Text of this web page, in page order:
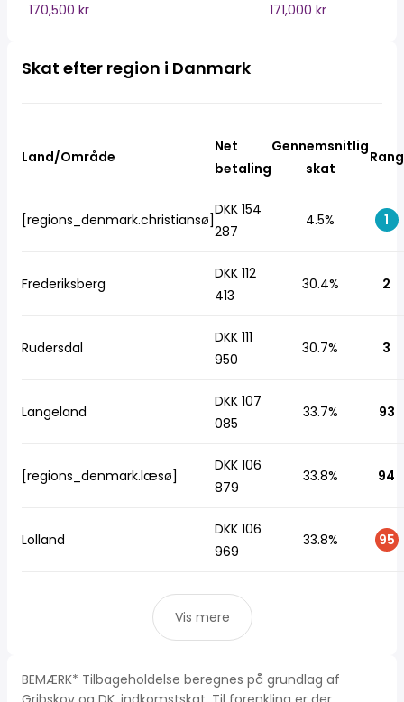
170,500 kr
171,000 kr
Skat efter region i Danmark
Land/Område
Net
betaling
Gennemsnitlig
skat
Rang
[regions_denmark.christiansø]
DKK 154
287
4.5% 1
Frederiksberg
DKK 112
413
30.4% 2
Rudersdal
DKK 111
950
30.7% 3
Langeland
DKK 107
085
33.7% 93
[regions_denmark.læsø]
DKK 106
879
33.8% 94
Lolland
DKK 106
969
33.8% 95
Vis mere
BEMÆRK* Tilbageholdelse beregnes på grundlag af